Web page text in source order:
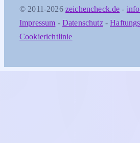
© 2011-2026 zeichencheck.de -
Impressum - Datenschutz-
Cookierichtlinie